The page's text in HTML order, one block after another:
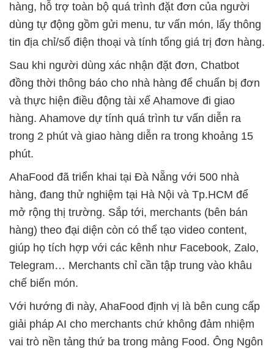
hàng, hỗ trợ toàn bộ quá trình đặt đơn của người
dùng tự động gồm gửi menu, tư vấn món, lấy thông
tin địa chỉ/số điện thoại và tính tổng giá trị đơn hàng.
Sau khi người dùng xác nhận đặt đơn, Chatbot
đồng thời thông báo cho nhà hàng để chuẩn bị đơn
và thực hiện điều động tài xế Ahamove đi giao
hàng. Ahamove dự tính quá trình tư vấn diễn ra
trong 2 phút và giao hàng diễn ra trong khoảng 15
phút.
AhaFood đã triển khai tại Đà Nẵng với 500 nhà
hàng, đang thử nghiệm tại Hà Nội và Tp.HCM để
mở rộng thị trường. Sắp tới, merchants (bên bán
hàng) theo đại diện còn có thể tạo video content,
giúp họ tích hợp với các kênh như Facebook, Zalo,
Telegram… Merchants chỉ cần tập trung vào khâu
chế biến món.
Với hướng đi này, AhaFood định vị là bên cung cấp
giải pháp AI cho merchants chứ không đảm nhiệm
vai trò nền tảng thứ ba trong mảng Food. Ông Ngôn